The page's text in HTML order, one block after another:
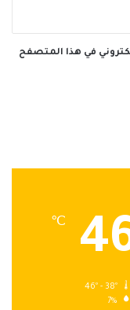
في هذا المتصفح
℃
7%